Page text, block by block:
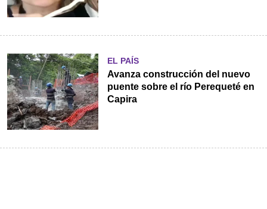
EL PAÍS
Avanza construcción del nuevo
puente sobre el río Perequeté en
Capira